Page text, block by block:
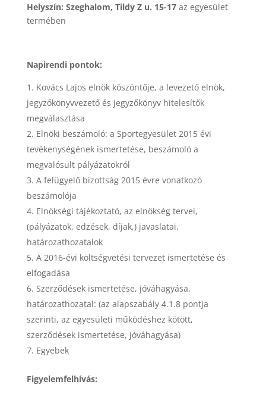
Helyszín: Szeghalom, Tildy Z u. 15-17 az egyesület
termében
Napirendi pontok:
Kovács Lajos elnök köszöntője, a levezető elnök,
jegyzőkönyvvezető és jegyzőkönyv hitelesítők
megválasztása
Elnöki beszámoló: a Sportegyesület 2015 évi
tevékenységének ismertetése, beszámoló a
megvalósult pályázatokról
A felügyelő bizottság 2015 évre vonatkozó
beszámolója
Elnökségi tájékoztató, az elnökség tervei,
(pályázatok, edzések, díjak,) javaslatai,
határozathozatalok
A 2016-évi költségvetési tervezet ismertetése és
elfogadása
Szerződések ismertetése, jóváhagyása,
határozathozatal: (az alapszabály 4.1.8 pontja
szerinti, az egyesületi működéshez kötött,
szerződések ismertetése, jóváhagyása)
Egyebek
Figyelemfelhívás: